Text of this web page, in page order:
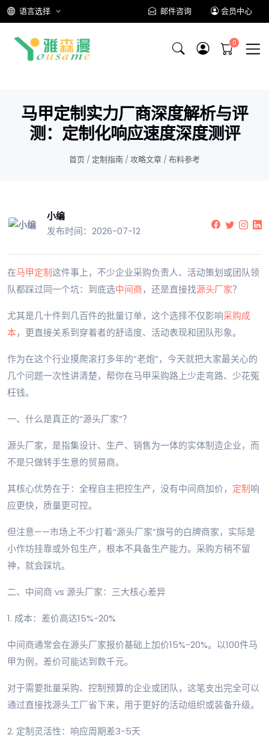
语言选择 邮件咨询 会员中心
马甲定制实力厂商深度解析与评
测：定制化响应速度深度测评
首页 / 定制指南 / 攻略文章 / 布料参考
小编
发布时间：2026-07-12
在马甲定制这件事上，不少企业采购负责人、活动策划或团队领
队都踩过同一个坑：到底选中间商，还是直接找源头厂家？
尤其是几十件到几百件的批量订单，这个选择不仅影响采购成
本，更直接关系到穿着者的舒适度、活动表现和团队形象。
作为在这个行业摸爬滚打多年的“老炮”，今天就把大家最关心的
几个问题一次性讲清楚，帮你在马甲采购路上少走弯路、少花冤
枉钱。
一、什么是真正的“源头厂家”？
源头厂家，是指集设计、生产、销售为一体的实体制造企业，而
不是只做转手生意的贸易商。
其核心优势在于：全程自主把控生产，没有中间商加价， 定制响
应更快，质量更可控。
但注意——市场上不少打着“源头厂家”旗号的白牌商家，实际是
小作坊挂靠或外包生产，根本不具备生产能力。采购方稍不留
神，就会踩坑。
二、中间商 vs 源头厂家：三大核心差异
1. 成本：差价高达15%-20%
中间商通常会在源头厂家报价基础上加价15%-20%。以100件马
甲为例，差价可能达到数千元。
对于需要批量采购、控制预算的企业或团队，这笔支出完全可以
通过直接找源头工厂省下来，用于更好的活动组织或装备升级。
2. 定制灵活性：响应周期差3-5天